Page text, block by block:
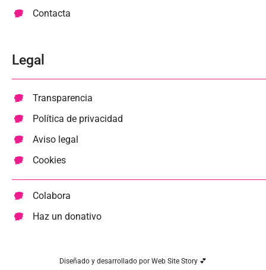
Contacta
Legal
Transparencia
Política de privacidad
Aviso legal
Cookies
Colabora
Haz un donativo
Diseñado y desarrollado por Web Site Story 💕